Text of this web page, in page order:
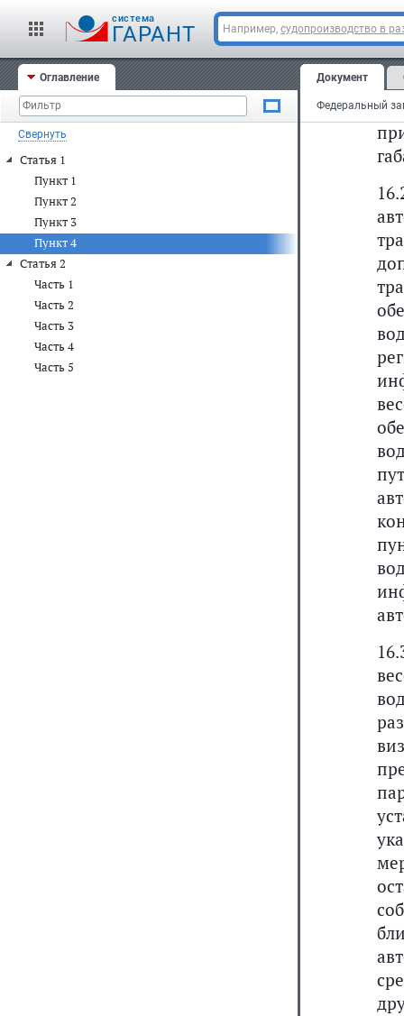
cистема
ГАРАНТ Например, судопроизводство в
Оглавление
Свернуть
Статья 1
Пункт 1
Пункт 2
Пункт 3
Пункт 4
Статья 2
Часть 1
Часть 2
Часть 3
Часть 4
Часть 5
Документ
в)